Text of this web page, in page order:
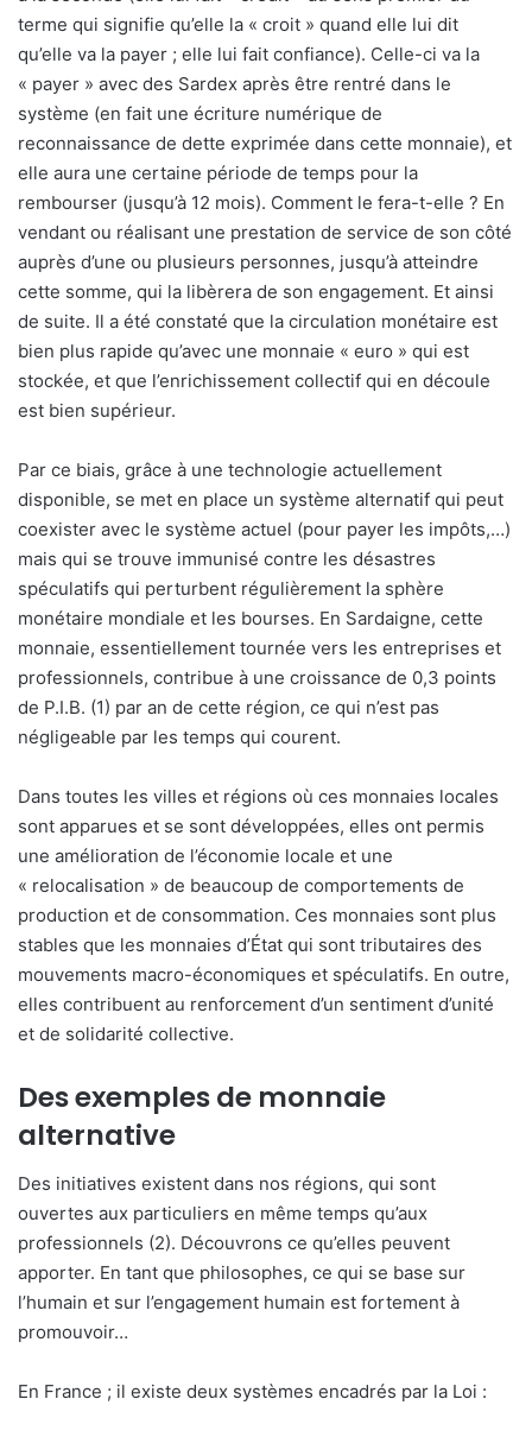
terme qui signifie qu’elle la « croit » quand elle lui dit
qu’elle va la payer ; elle lui fait confiance). Celle-ci va la
« payer » avec des Sardex après être rentré dans le
système (en fait une écriture numérique de
reconnaissance de dette exprimée dans cette monnaie), et
elle aura une certaine période de temps pour la
rembourser (jusqu’à 12 mois). Comment le fera-t-elle ? En
vendant ou réalisant une prestation de service de son côté
auprès d’une ou plusieurs personnes, jusqu’à atteindre
cette somme, qui la libèrera de son engagement. Et ainsi
de suite. Il a été constaté que la circulation monétaire est
bien plus rapide qu’avec une monnaie « euro » qui est
stockée, et que l’enrichissement collectif qui en découle
est bien supérieur.
Par ce biais, grâce à une technologie actuellement
disponible, se met en place un système alternatif qui peut
coexister avec le système actuel (pour payer les impôts,…)
mais qui se trouve immunisé contre les désastres
spéculatifs qui perturbent régulièrement la sphère
monétaire mondiale et les bourses. En Sardaigne, cette
monnaie, essentiellement tournée vers les entreprises et
professionnels, contribue à une croissance de 0,3 points
de P.I.B. (1) par an de cette région, ce qui n’est pas
négligeable par les temps qui courent.
Dans toutes les villes et régions où ces monnaies locales
sont apparues et se sont développées, elles ont permis
une amélioration de l’économie locale et une
« relocalisation » de beaucoup de comportements de
production et de consommation. Ces monnaies sont plus
stables que les monnaies d’État qui sont tributaires des
mouvements macro-économiques et spéculatifs. En outre,
elles contribuent au renforcement d’un sentiment d’unité
et de solidarité collective.
Des exemples de monnaie
alternative
Des initiatives existent dans nos régions, qui sont
ouvertes aux particuliers en même temps qu’aux
professionnels (2). Découvrons ce qu’elles peuvent
apporter. En tant que philosophes, ce qui se base sur
l’humain et sur l’engagement humain est fortement à
promouvoir…
En France ; il existe deux systèmes encadrés par la Loi :